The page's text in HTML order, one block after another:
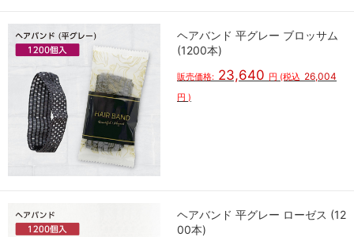
ヘアバンド 平グレー ブロッサム
(1200本)
販売価格: 23,640 円 (税込 26,004
円 )
ヘアバンド 平グレー ローゼス (12
00本)